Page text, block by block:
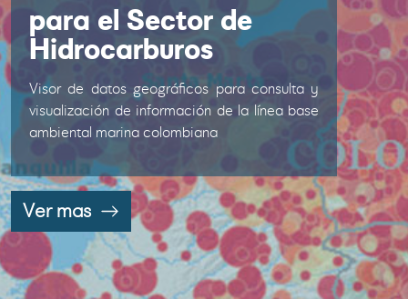
para el Sector de
Hidrocarburos
Visor de datos geográficos para consulta y
visualización de información de la línea base
ambiental marina colombiana
Ver mas